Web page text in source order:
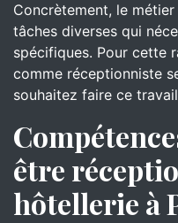
Concrètement, le
tâches diverses qui
spécifiques. Pour cette
comme réceptionniste
souhaitez faire ce
être
hôtellerie à